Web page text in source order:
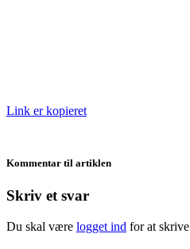
Link er kopieret
Kommentar til artiklen
Skriv et svar
Du skal være logget ind for at